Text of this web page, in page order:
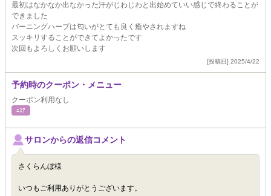
最初はなかなか出なかった汗がじわじわと出始めていい感じで終わることが
できました
バーニングハーブは匂いがとても良く癒やされますね
スッキリすることができてよかったです
次回もよろしくお願いします
[投稿日] 2025/4/22
予約時のクーポン・メニュー
クーポン利用なし
ｴｽﾃ
サロンからの返信コメント
さくらんぼ様
いつもご利用ありがとうございます。